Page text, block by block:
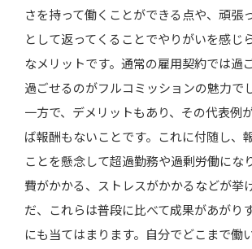
さを持って働くことができる点や、頑張
として返ってくることでやりがいを感じ
なメリットです。通常の雇用契約では過
過ごせるのがフルコミッションの魅力で
一方で、デメリットもあり、その代表例
ば報酬もないことです。これに付随し、
ことを懸念して超過勤務や過剰労働にな
費がかかる、ストレスがかかるなどが挙
だ、これらは普段に比べて成果があがり
にも当てはまります。自分でどこまで働